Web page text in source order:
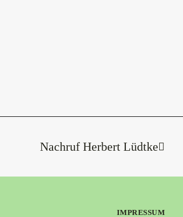
Nachruf Herbert Lüdtke
IMPRESSUM